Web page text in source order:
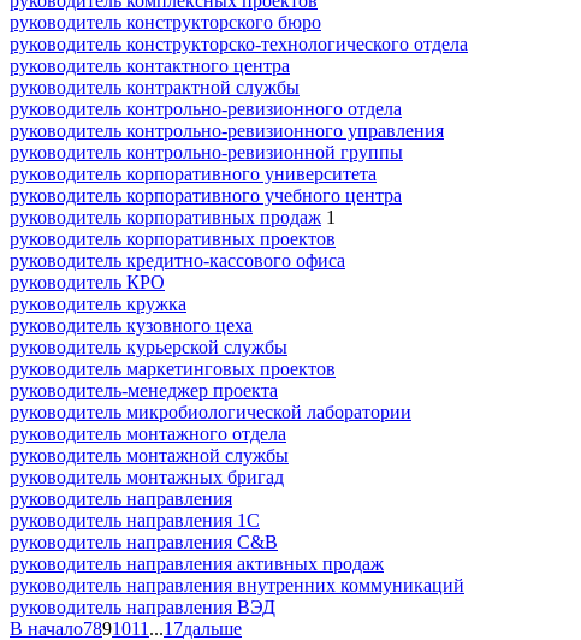
руководитель конструкторского бюро
руководитель конструкторско-технологического отдела
руководитель контактного центра
руководитель контрактной службы
руководитель контрольно-ревизионного отдела
руководитель контрольно-ревизионного управления
руководитель контрольно-ревизионной группы
руководитель корпоративного университета
руководитель корпоративного учебного центра
руководитель корпоративных продаж 1
руководитель корпоративных проектов
руководитель кредитно-кассового офиса
руководитель КРО
руководитель кружка
руководитель кузовного цеха
руководитель курьерской службы
руководитель маркетинговых проектов
руководитель-менеджер проекта
руководитель микробиологической лаборатории
руководитель монтажного отдела
руководитель монтажной службы
руководитель монтажных бригад
руководитель направления
руководитель направления 1С
руководитель направления C&B
руководитель направления активных продаж
руководитель направления внутренних коммуникаций
руководитель направления ВЭД
В начало7891011 ...17дальше